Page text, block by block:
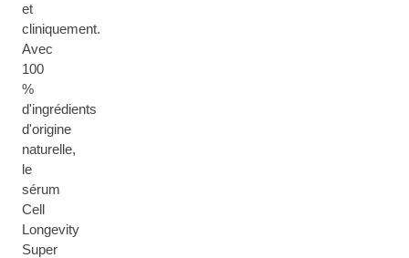
et
cliniquement.
Avec
100
%
d'ingrédients
d'origine
naturelle,
le
sérum
Cell
Longevity
Super